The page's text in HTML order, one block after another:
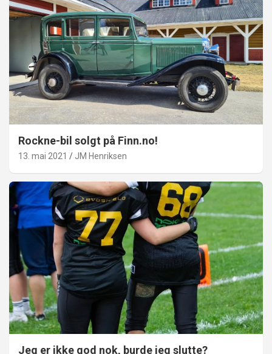
Rockne-bil solgt på Finn.no!
13. mai 2021 JM Henriksen
Jeg er ikke god nok, burde jeg slutte?